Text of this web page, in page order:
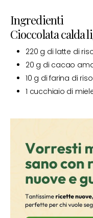
Ingredienti
Cioccolata calda
220 g di latte di
20 g di cacao
10 g di farina di riso
1 cucchiaio di